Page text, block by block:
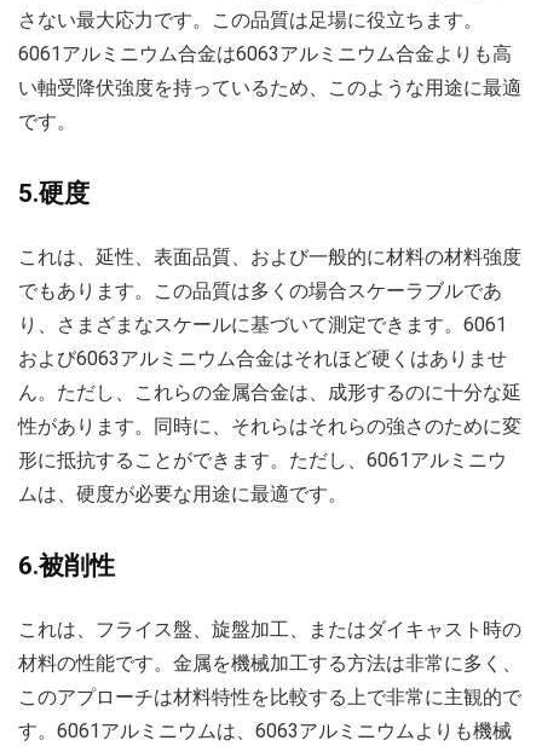
さない最大応力です。この品質は足場に役立ちます。
6061アルミニウム合金は6063アルミニウム合金よりも高
い軸受降伏強度を持っているため、このような用途に最適
です。
5.硬度
これは、延性、表面品質、および一般的に材料の材料強度
でもあります。この品質は多くの場合スケーラブルであ
り、さまざまなスケールに基づいて測定できます。6061
および6063アルミニウム合金はそれほど硬くはありませ
ん。ただし、これらの金属合金は、成形するのに十分な延
性があります。同時に、それらはそれらの強さのために変
形に抵抗することができます。ただし、6061アルミニウ
ムは、硬度が必要な用途に最適です。
6.被削性
これは、フライス盤、旋盤加工、またはダイキャスト時の
材料の性能です。金属を機械加工する方法は非常に多く、
このアプローチは材料特性を比較する上で非常に主観的で
す。6061アルミニウムは、6063アルミニウムよりも機械